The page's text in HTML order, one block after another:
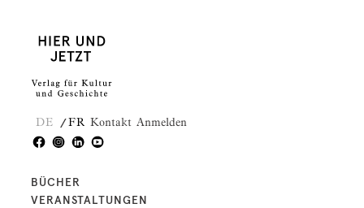
DE FR Kontakt Anmelden
BÜCHER
VERANSTALTUNGEN